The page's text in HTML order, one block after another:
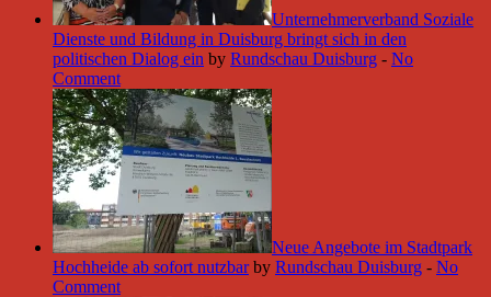
Unternehmerverband Soziale
Dienste und Bildung in Duisburg bringt sich in den
politischen Dialog ein by Rundschau Duisburg - No
Comment
Neue Angebote im Stadtpark
Hochheide ab sofort nutzbar by Rundschau Duisburg - No
Comment